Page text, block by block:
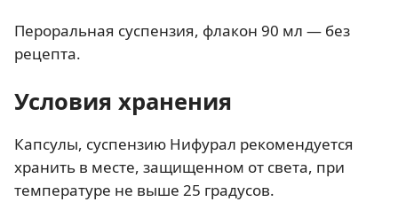
Пероральная суспензия, флакон 90 мл — без
рецепта.
Условия хранения
Капсулы, суспензию Нифурал рекомендуется
хранить в месте, защищенном от света, при
температуре не выше 25 градусов.